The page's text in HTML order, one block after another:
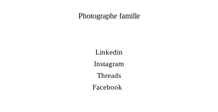
Photographe famille
Linkedin
Instagram
Threads
Facebook